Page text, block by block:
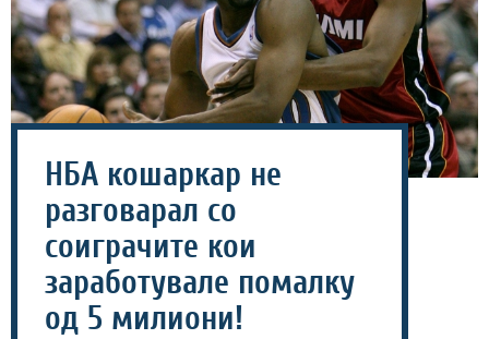
НБА кошаркар не
разговарал со
соиграчите кои
заработувале помалку
од 5 милиони!